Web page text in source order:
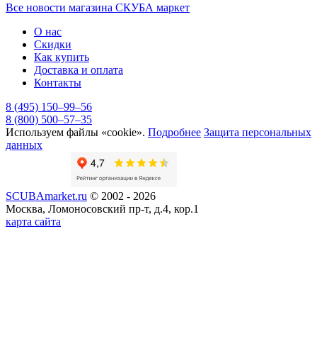
Все новости магазина СКУБА маркет
О нас
Скидки
Как купить
Доставка и оплата
Контакты
8 (495) 150–99–56
8 (800) 500–57–35
Используем файлы «cookie». Подробнее Защита персональных
данных
SCUBAmarket.ru © 2002 - 2026
Москва, Ломоносовский пр-т, д.4, кор.1
карта сайта